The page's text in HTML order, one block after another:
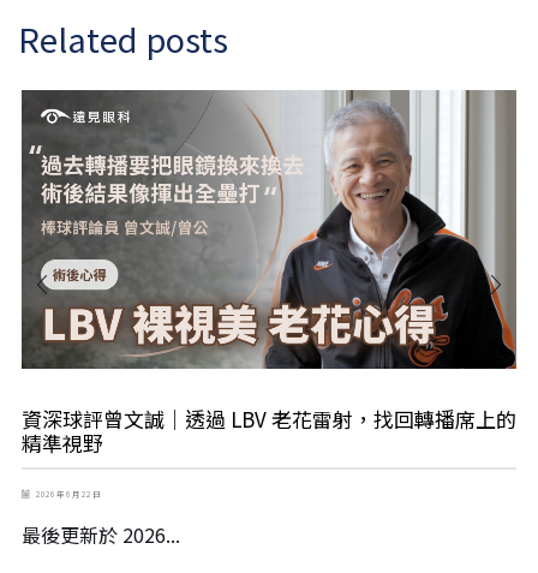
Related posts
資深球評曾文誠｜透過 LBV 老花雷射，找回轉播席上的
精準視野
2026 年 6 月 22 日
最後更新於 2026...